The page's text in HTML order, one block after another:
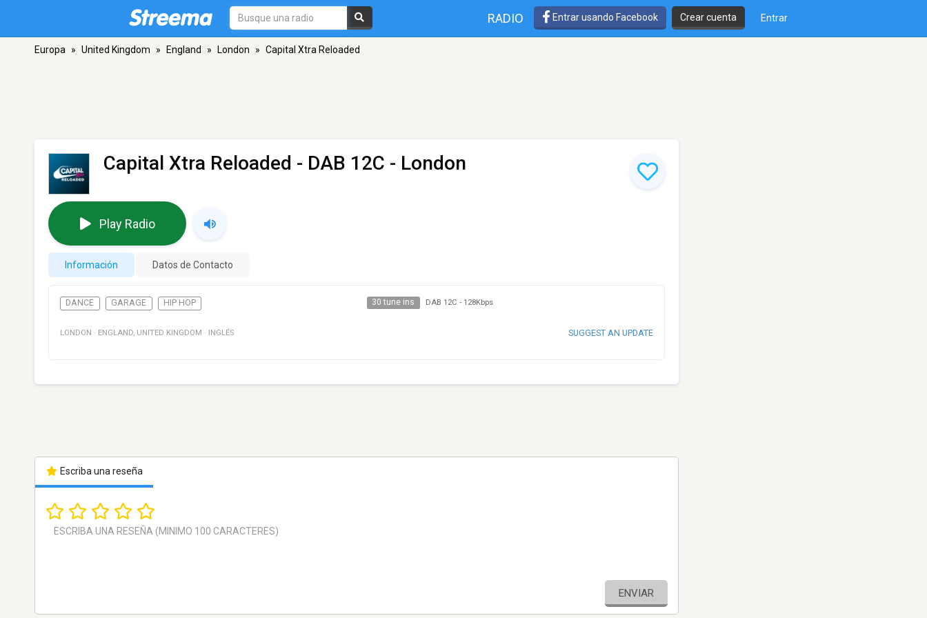
RADIO Entrar usando Facebook Crear cuenta Entrar
Europa » United Kingdom » England » London » Capital Xtra Reloaded
Capital Xtra Reloaded - DAB 12C - London
Play Radio
Información Datos de Contacto
DANCE GARAGE HIP HOP 30 tune ins DAB 12C - 128Kbps
LONDON · ENGLAND, UNITED KINGDOM · INGLÉS SUGGEST AN UPDATE
Escriba una reseña
ENVIAR